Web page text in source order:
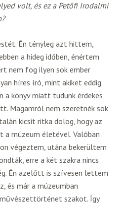
volt, és ez a Petőfi Irodalmi
Én tényleg azt hittem,
a hideg időben, énértem
nem fog ilyen sok ember
híres író, mint akiket eddig
a könyv miatt tudunk érdekes
Magamról nem szeretnék sok
kicsit ritka dolog, hogy az
múzeum életével. Valóban
végeztem, utána bekerültem
erre a két szakra nincs
Én azelőtt is szívesen lettem
és már a múzeumban
szakot. Így